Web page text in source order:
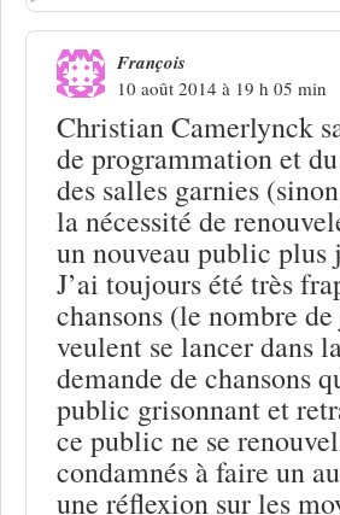
François
10 août 2014 à 19 h 05 min
Christian Camerlynck
de programmation et
des salles garnies
la nécessité de
un nouveau public plus
J’ai toujours été très
chansons (le nombre
veulent se lancer dans
demande de chansons
public grisonnant et
ce public ne se
condamnés à faire un
une réflexion sur les